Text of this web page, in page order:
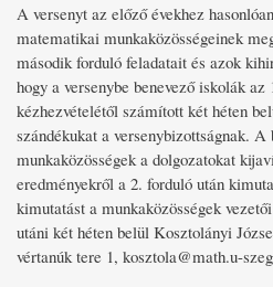
A versenyt az előző évekhez
matematikai munkaközösségeinek
második forduló feladatait és azok
hogy a versenybe benevező iskolák
kézhezvételétől számított két héten
szándékukat a versenybizottságnak. A
munkaközösségek a dolgozatokat
eredményekről a 2. forduló után
kimutatást a munkaközösségek
utáni két héten belül Kosztolányi
vértanúk tere 1, kosztola@math.u-